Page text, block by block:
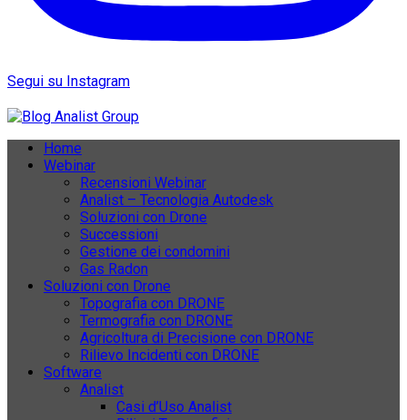
Segui su Instagram
Home
Webinar
Recensioni Webinar
Analist – Tecnologia Autodesk
Soluzioni con Drone
Successioni
Gestione dei condomini
Gas Radon
Soluzioni con Drone
Topografia con DRONE
Termografia con DRONE
Agricoltura di Precisione con DRONE
Rilievo Incidenti con DRONE
Software
Analist
Casi d’Uso Analist